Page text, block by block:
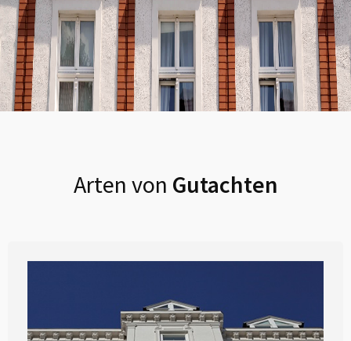
Arten von Gutachten